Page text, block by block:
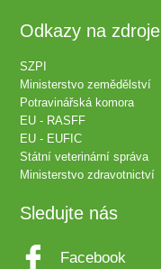
Odkazy na zdroje
SZPI
Ministerstvo zemědělství
Potravinářská komora
EU - RASFF
EU - EUFIC
Státní veterinární správa
Ministerstvo zdravotnictví
Sledujte nás
Facebook